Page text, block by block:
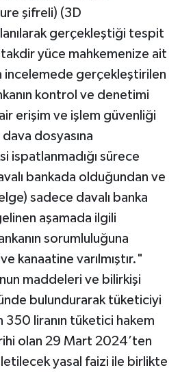
şifreli) (3D
gerçekleştiği tespit
yüce mahkemenize ait
incelemede gerçekleştirilen
kontrol ve denetimi
erişim ve işlem güvenliği
dosyasına
ispatlanmadığı sürece
bankada olduğundan ve
sadece davalı banka
aşamada ilgili
sorumluluğuna
kanaatine varılmıştır."
maddeleri ve bilirkişi
bulundurarak tüketiciyi
350 liranın tüketici hakem
olan 29 Mart 2024’ten
yasal faizi ile birlikte